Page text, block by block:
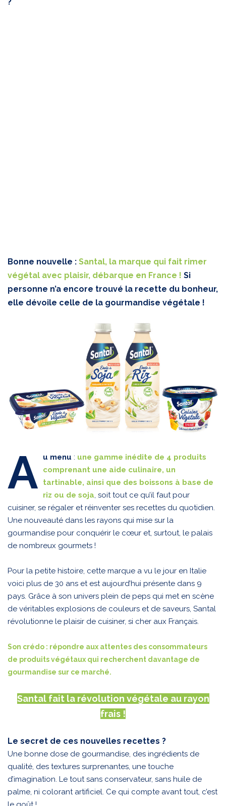
Bonne nouvelle : Santal, la marque qui fait rimer
végétal avec plaisir, débarque en France ! Si
personne n’a encore trouvé la recette du bonheur,
elle dévoile celle de la gourmandise végétale !
A u menu : une gamme inédite de 4 produits
comprenant une aide culinaire, un
tartinable, ainsi que des boissons à base de
riz ou de soja, soit tout ce qu’il faut pour
cuisiner, se régaler et réinventer ses recettes du quotidien.
Une nouveauté dans les rayons qui mise sur la
gourmandise pour conquérir le cœur et, surtout, le palais
de nombreux gourmets !
Pour la petite histoire, cette marque a vu le jour en Italie
voici plus de 30 ans et est aujourd’hui présente dans 9
pays. Grâce à son univers plein de peps qui met en scène
de véritables explosions de couleurs et de saveurs, Santal
révolutionne le plaisir de cuisiner, si cher aux Français.
Son crédo : répondre aux attentes des consommateurs
de produits végétaux qui recherchent davantage de
gourmandise sur ce marché.
Santal fait la révolution végétale au rayon
frais !
Le secret de ces nouvelles recettes ?
Une bonne dose de gourmandise, des ingrédients de
qualité, des textures surprenantes, une touche
d’imagination. Le tout sans conservateur, sans huile de
palme, ni colorant artificiel. Ce qui compte avant tout, c’est